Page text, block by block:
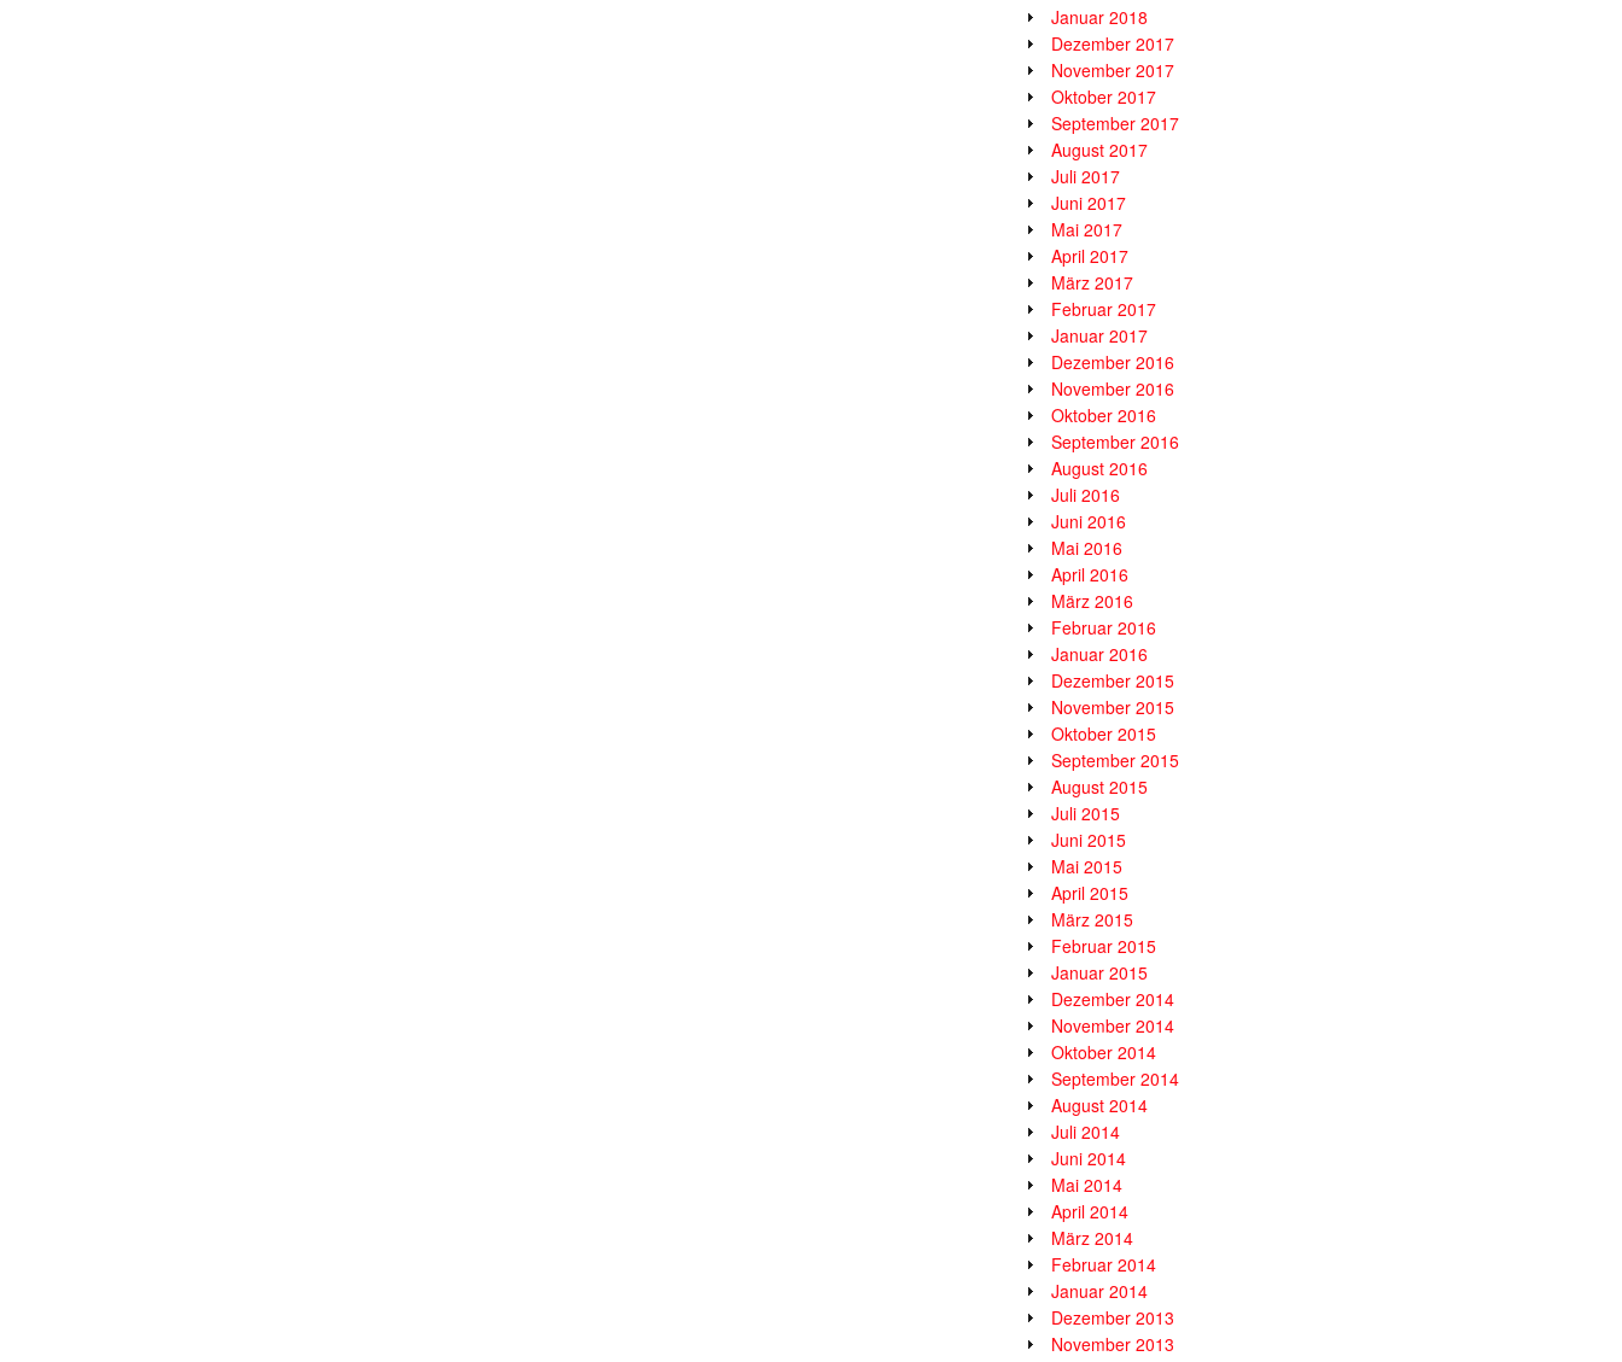
Januar 2018
Dezember 2017
November 2017
Oktober 2017
September 2017
August 2017
Juli 2017
Juni 2017
Mai 2017
April 2017
März 2017
Februar 2017
Januar 2017
Dezember 2016
November 2016
Oktober 2016
September 2016
August 2016
Juli 2016
Juni 2016
Mai 2016
April 2016
März 2016
Februar 2016
Januar 2016
Dezember 2015
November 2015
Oktober 2015
September 2015
August 2015
Juli 2015
Juni 2015
Mai 2015
April 2015
März 2015
Februar 2015
Januar 2015
Dezember 2014
November 2014
Oktober 2014
September 2014
August 2014
Juli 2014
Juni 2014
Mai 2014
April 2014
März 2014
Februar 2014
Januar 2014
Dezember 2013
November 2013